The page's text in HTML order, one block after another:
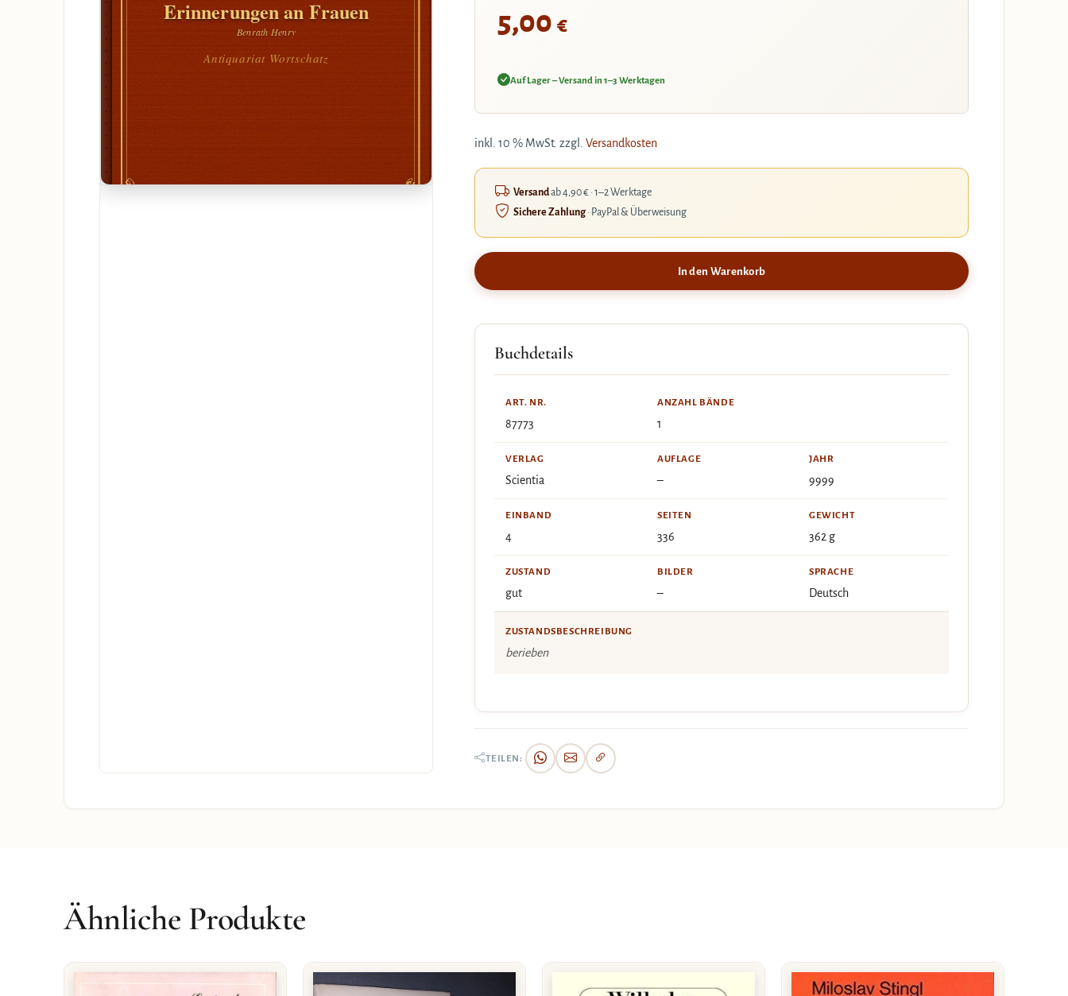
Erinnerungen an Frauen
Benrath Henry
Antiquariat Wortschatz
5,00 €
Auf Lager – Versand in 1–3 Werktagen
inkl. 10 % MwSt. zzgl. Versandkosten
Versandab 4,90 € · 1–2 Werktage
Sichere Zahlung· PayPal & Überweisung
In den Warenkorb
Buchdetails
ART. NR.
87773
ANZAHL BÄNDE
1
VERLAG
Scientia
AUFLAGE
–
JAHR
9999
EINBAND
4
SEITEN
336
GEWICHT
362 g
ZUSTAND
gut
BILDER
–
SPRACHE
Deutsch
ZUSTANDSBESCHREIBUNG
berieben
TEILEN:
Ähnliche Produkte